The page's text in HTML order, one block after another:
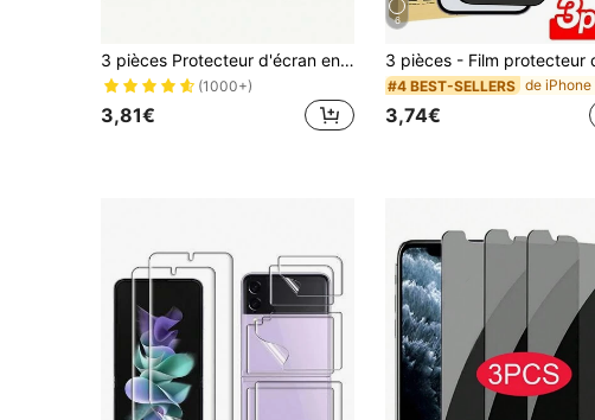
3 pièces Protecteur d'écran en verre trempé haute définition et pleine couverture compatible avec Samsung Galaxy Z Flip 6/5, film en verre trempé d'une dureté de 9H
(1000+)
3,81€
6
#4 BEST-SELLERS
3,74€